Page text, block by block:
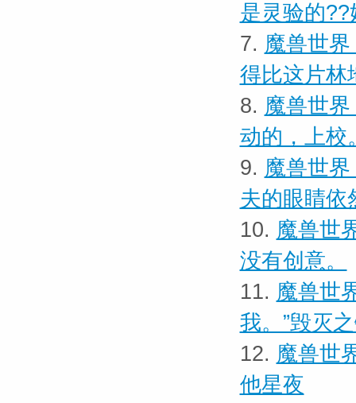
是灵验的??
7. 魔兽世
得比这片林
8. 魔兽世
动的，上校
9. 魔兽世
夫的眼睛依
10. 魔兽世
没有创意。
11. 魔兽世
我。”毁灭
12. 魔兽世
他星夜